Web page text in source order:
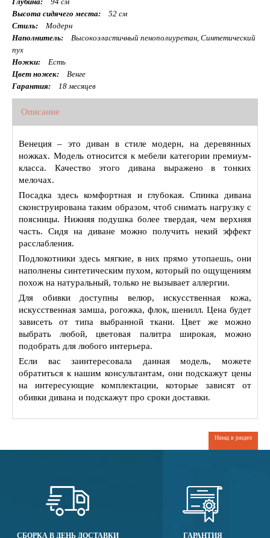
Высота сидячего места:
52 см
Стиль:
Модерн
Наполнитель:
Высокоэластичный пенополиуретан, Синтетический
пух
Ножки:
Есть
Цвет ножек:
Венге
Гарантия:
18 месяцев
Описание
Венеция – это диван в стиле модерн, на деревянных
ножках. Модель относится к мебели категории премиум-
класса. Качество этого дивана выражено в тонких
мелочах.
Посадка здесь комфортная и глубокая. Спинка дивана
сконструирована таким образом, чтоб снимать нагрузку с
поясницы. Нижняя подушка более твердая, чем верхняя
часть. Сидя на диване можно получить некий эффект
расслабления.
Подлокотники здесь мягкие, в них прямо утопаешь, они
наполнены синтетическим пухом, который по ощущениям
похож на натуральный, только не вызывает аллергии.
Для обивки доступны велюр, искуcственная кожа,
искусственная замша, рогожка, флок, шенилл. Цена будет
зависеть от типа выбранной ткани. Цвет же можно
выбрать любой, цветовая палитра широкая, можно
подобрать для любого интерьера.
Если вас заинтересовала данная модель, можете
обратиться к нашим консультантам, они подскажут цены
на интересующие комплектации, которые зависят от
обивки дивана и подскажут про сроки доставки.
Назад в раздел
СБОРКА В ДЕНЬ ДОСТАВКИ ГАРАНТИЯ